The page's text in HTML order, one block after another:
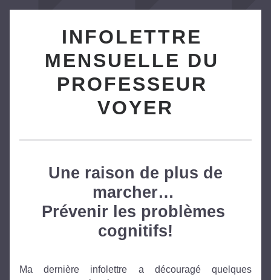
INFOLETTRE
MENSUELLE DU
PROFESSEUR
VOYER
Une raison de plus de
marcher…
Prévenir les problèmes
cognitifs!
Ma dernière infolettre a découragé quelques